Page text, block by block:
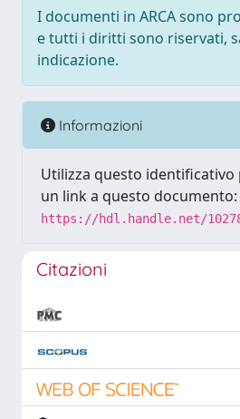
I documenti in ARCA sono
e tutti i diritti sono riservati,
indicazione.
Informazioni
Utilizza questo
un link a questo documento:
https://hdl.handle.net/
Citazioni